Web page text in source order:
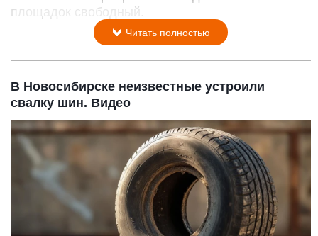
площадок свободный.
Читать полностью
В Новосибирске неизвестные устроили
свалку шин. Видео